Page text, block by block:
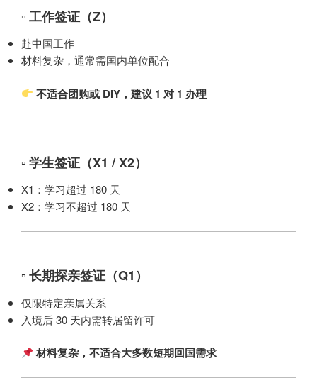
▫ 工作签证（Z）
赴中国工作
材料复杂，通常需国内单位配合
不适合团购或 DIY，建议 1 对 1 办理
▫ 学生签证（X1 / X2）
X1：学习超过 180 天
X2：学习不超过 180 天
▫ 长期探亲签证（Q1）
仅限特定亲属关系
入境后 30 天内需转居留许可
材料复杂，不适合大多数短期回国需求